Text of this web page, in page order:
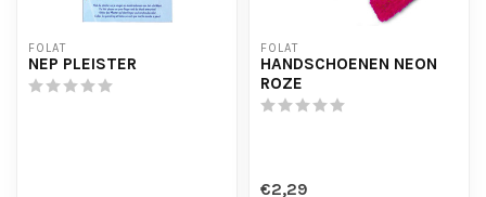
FOLAT
NEP PLEISTER
FOLAT
HANDSCHOENEN NEON
ROZE
€2,29